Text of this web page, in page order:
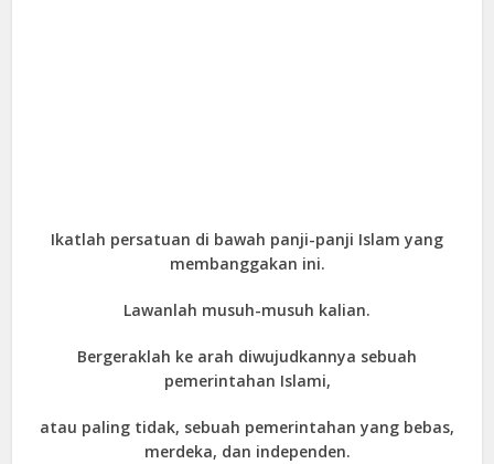
Ikatlah persatuan di bawah panji-panji Islam yang
membanggakan ini.
Lawanlah musuh-musuh kalian.
Bergeraklah ke arah diwujudkannya sebuah
pemerintahan Islami,
atau paling tidak, sebuah pemerintahan yang bebas,
merdeka, dan independen.